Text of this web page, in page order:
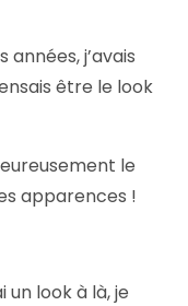
j’avais
être le look
le
apparences !
un look à là, je